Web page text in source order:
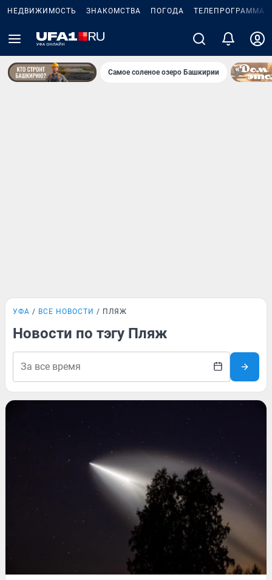
НЕДВИЖИМОСТЬ ЗНАКОМСТВА ПОГОДА ТЕЛЕПРОГРАММА
Самое соленое озеро Башкирии
УФА ВСЕ НОВОСТИ ПЛЯЖ
Новости по тэгу Пляж